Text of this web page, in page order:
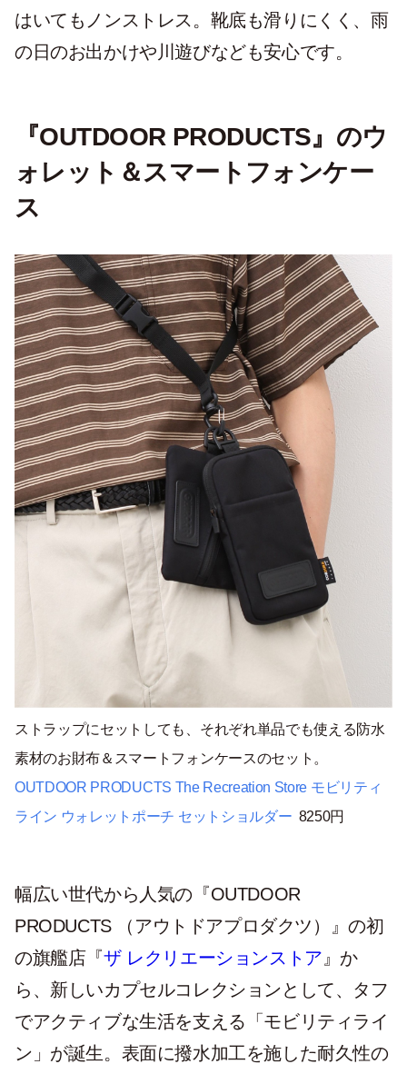
はいてもノンストレス。靴底も滑りにくく、雨
の日のお出かけや川遊びなども安心です。
『OUTDOOR PRODUCTS』のウ
ォレット＆スマートフォンケー
ス
ストラップにセットしても、それぞれ単品でも使える防水
素材のお財布＆スマートフォンケースのセット。
OUTDOOR PRODUCTS The Recreation Store モビリティ
ライン ウォレットポーチ セットショルダー 8250円
幅広い世代から人気の『OUTDOOR
PRODUCTS （アウトドアプロダクツ）』の初
の旗艦店『ザ レクリエーションストア 』か
ら、新しいカプセルコレクションとして、タフ
でアクティブな生活を支える「モビリティライ
ン」が誕生。表面に撥水加工を施した耐久性の